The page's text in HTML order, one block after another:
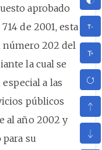
aprobado
de 2001, esta
202 del
la cual se
a las
públicos
al año 2002 y
su